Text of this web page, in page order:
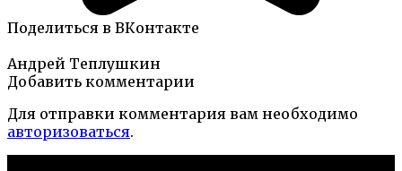
Поделиться в ВКонтакте
Андрей Теплушкин
Добавить комментарии
Для отправки комментария вам необходимо
авторизоваться.